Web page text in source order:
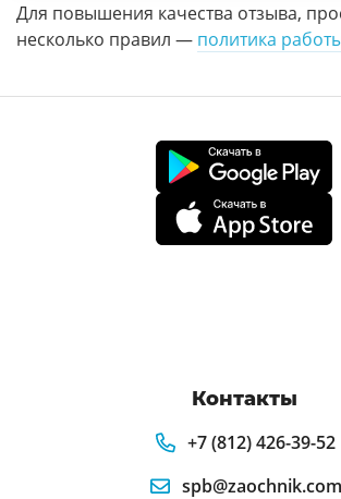
Для повышения качества отзыва,
несколько правил — политика
Контакты
+7 (812) 426-39-52
spb@zaochnik.com